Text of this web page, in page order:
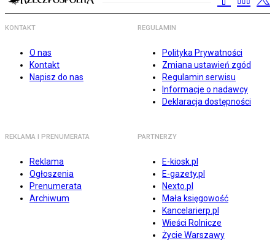
KONTAKT
O nas
Kontakt
Napisz do nas
REGULAMIN
Polityka Prywatności
Zmiana ustawień zgód
Regulamin serwisu
Informacje o nadawcy
Deklaracja dostępności
REKLAMA I PRENUMERATA
Reklama
Ogłoszenia
Prenumerata
Archiwum
PARTNERZY
E-kiosk.pl
E-gazety.pl
Nexto.pl
Mała księgowość
Kancelarierp.pl
Wieści Rolnicze
Życie Warszawy